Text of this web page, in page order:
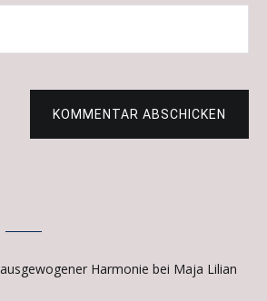
KOMMENTAR ABSCHICKEN
Harmonie bei Maja Lilian